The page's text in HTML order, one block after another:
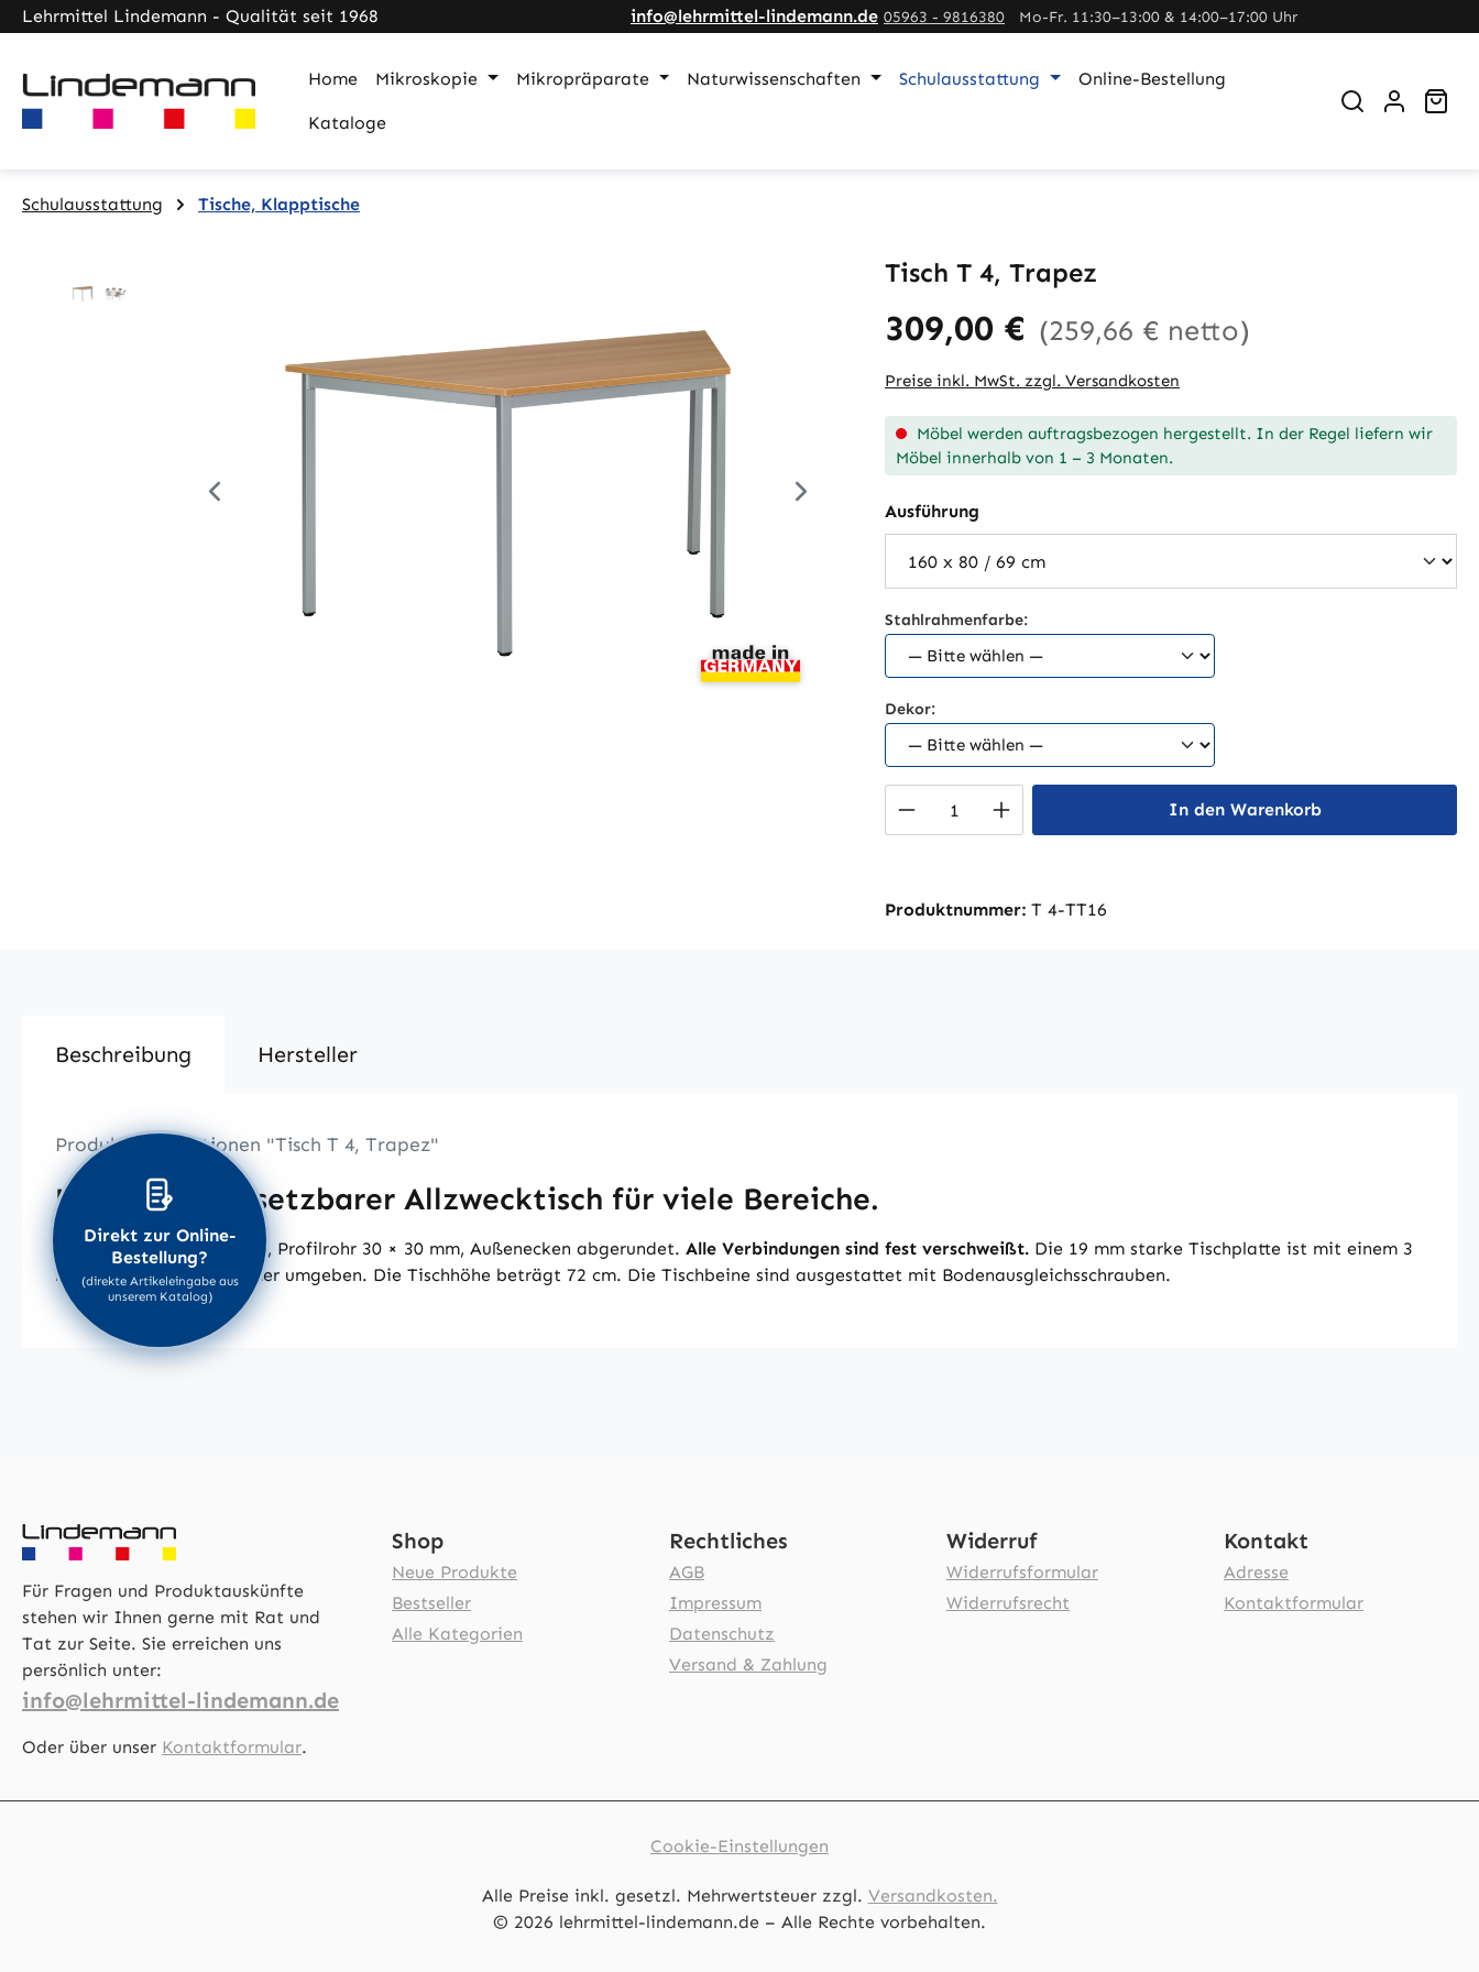
Hauptinhalt springen
Zur Suche springen
Zur Hauptnavigation springen
Lehrmittel Lindemann - Qualität seit 1968 info@lehrmittel-lindemann.de 05963 - 9816380 Mo-Fr. 11:30–13:00 & 14:00–17:00 Uhr
Home Mikroskopie Mikropräparate Naturwissenschaften Schulausstattung Online-Bestellung
Kataloge
Schulausstattung Tische, Klapptische
Tisch T 4, Trapez
309,00 € (259,66 € netto)
Preise inkl. MwSt. zzgl. Versandkosten
Möbel werden auftragsbezogen hergestellt. In der Regel liefern wir
Möbel innerhalb von 1 – 3 Monaten.
Ausführung
Stahlrahmenfarbe:
Dekor:
Produkt Anzahl: Gib den gewünschten Wert
In den Warenkorb
Produktnummer: T 4-TT16
Beschreibung Hersteller
Produktinformationen "Tisch T 4, Trapez"
Universell einsetzbarer Allzwecktisch für viele Bereiche.
Robustes Stahlrohrgestell, Profilrohr 30 × 30 mm, Außenecken abgerundet. Alle Verbindungen sind fest verschweißt. Die 19 mm starke Tischplatte ist mit einem 3
mm starken ABS-Umleimer umgeben. Die Tischhöhe beträgt 72 cm. Die Tischbeine sind ausgestattet mit Bodenausgleichsschrauben.
Für Fragen und Produktauskünfte
stehen wir Ihnen gerne mit Rat und
Tat zur Seite. Sie erreichen uns
persönlich unter:
info@lehrmittel-lindemann.de
Oder über unser Kontaktformular.
Shop
Neue Produkte
Bestseller
Alle Kategorien
Rechtliches
AGB
Impressum
Datenschutz
Versand & Zahlung
Widerruf
Widerrufsformular
Widerrufsrecht
Kontakt
Adresse
Kontaktformular
Cookie-Einstellungen
Alle Preise inkl. gesetzl. Mehrwertsteuer zzgl. Versandkosten.
© 2026 lehrmittel-lindemann.de – Alle Rechte vorbehalten.
Direkt zur Online-
Bestellung?
(direkte Artikeleingabe aus
unserem Katalog)